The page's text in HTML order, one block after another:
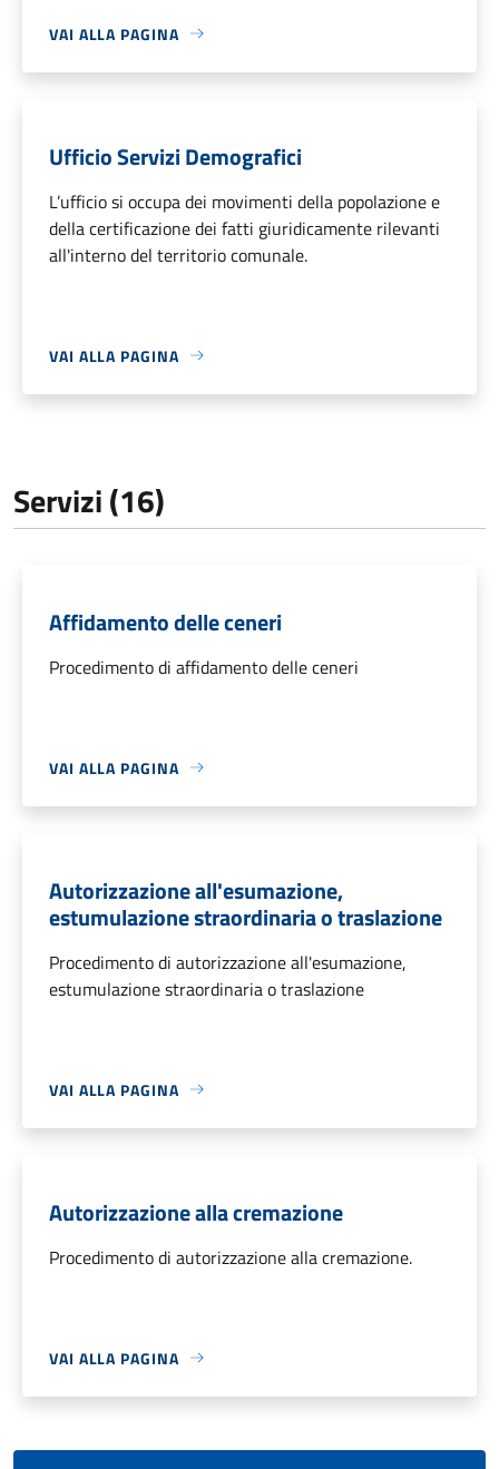
VAI ALLA PAGINA
Ufficio Servizi Demografici
L’ufficio si occupa dei movimenti della popolazione e
della certificazione dei fatti giuridicamente rilevanti
all'interno del territorio comunale.
VAI ALLA PAGINA
Servizi (16)
Affidamento delle ceneri
Procedimento di affidamento delle ceneri
VAI ALLA PAGINA
Autorizzazione all'esumazione,
estumulazione straordinaria o traslazione
Procedimento di autorizzazione all'esumazione,
estumulazione straordinaria o traslazione
VAI ALLA PAGINA
Autorizzazione alla cremazione
Procedimento di autorizzazione alla cremazione.
VAI ALLA PAGINA